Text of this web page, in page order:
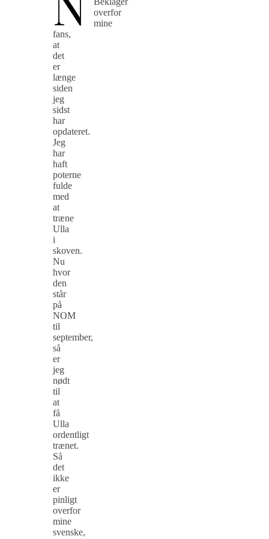
overfor
mine
fans,
at
det
er
længe
siden
jeg
sidst
har
opdateret.
Jeg
har
haft
poterne
fulde
med
at
træne
Ulla
i
skoven.
Nu
hvor
den
står
på
NOM
til
september,
så
er
jeg
nødt
til
at
få
Ulla
ordentligt
trænet.
Så
det
ikke
er
pinligt
overfor
mine
svenske,